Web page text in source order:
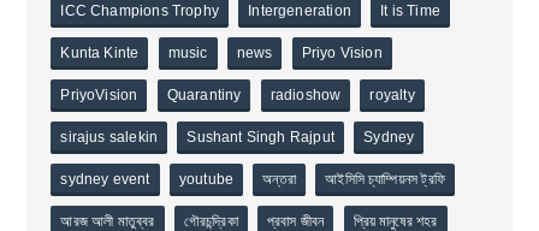
ICC Champions Trophy Intergeneration It is Time
Kunta Kinte music news Priyo Vision
PriyoVision Quarantiny radioshow royalty
sirajus salekin Sushant Singh Rajput Sydney
sydney event youtube অন্তরা আইসিসি চ্যাম্পিয়নস ট্রফি
আরজ আলী মাতুব্বর গৌরচন্দ্রিকা প্রবাস জীবন প্রিয় মানুষের শহর